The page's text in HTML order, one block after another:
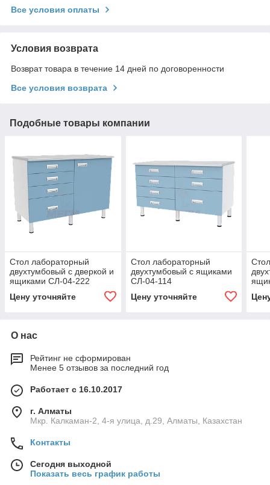
Все условия оплаты
Условия возврата
Возврат товара в течение 14 дней по договоренности
Все условия возврата
Подобные товары компании
Стол лабораторный
двухтумбовый с дверкой и
ящиками СЛ-04-222
Цену уточняйте
Стол лабораторный
двухтумбовый с ящиками
СЛ-04-114
Цену уточняйте
О нас
Рейтинг не сформирован
Менее 5 отзывов за последний год
Работает с 16.10.2017
г. Алматы
Мкр. Калкаман-2, 4-я улица, д.29, Алматы, Казахстан
Контакты
Сегодня выходной
Показать весь график работы